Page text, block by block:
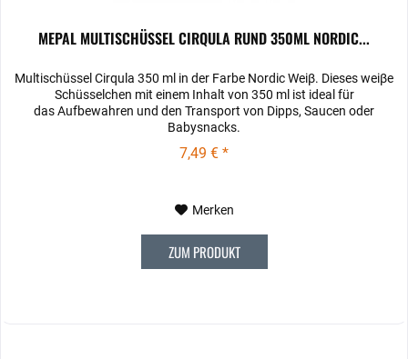
MEPAL MULTISCHÜSSEL CIRQULA RUND 350ML NORDIC...
Multischüssel Cirqula 350 ml in der Farbe Nordic Weiβ. Dieses weiβe
Schüsselchen mit einem Inhalt von 350 ml ist ideal für
das Aufbewahren und den Transport von Dipps, Saucen oder
Babysnacks.
7,49 € *
Merken
ZUM PRODUKT